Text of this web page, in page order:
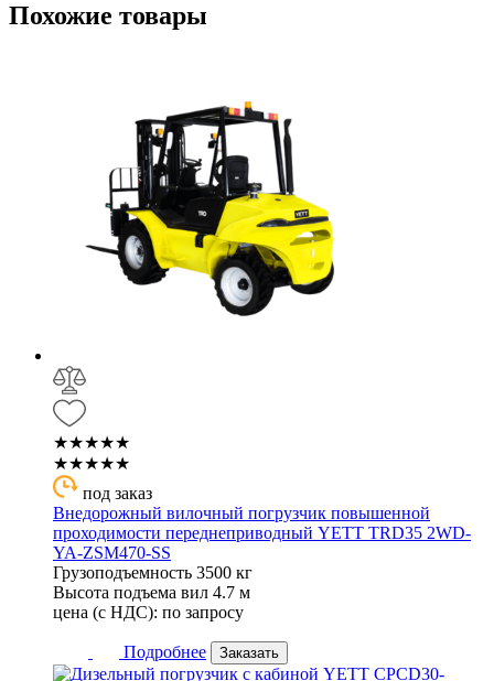
Похожие товары
★★★★★
★★★★★
под заказ
Внедорожный вилочный погрузчик повышенной
проходимости переднеприводный YETT TRD35 2WD-
YA-ZSM470-SS
Грузоподъемность 3500 кг
Высота подъема вил 4.7 м
цена (с НДС): по запросу
Подробнее Заказать